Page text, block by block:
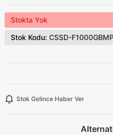
Stokta Yok
Stok Kodu: CSSD-
Stok Gelince Haber Ver